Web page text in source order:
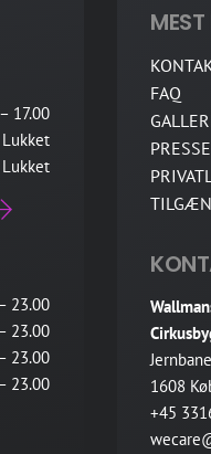
17.00
Lukket
Lukket
23.00
23.00
23.00
23.00
FAQ
PRESSE
1608
+45